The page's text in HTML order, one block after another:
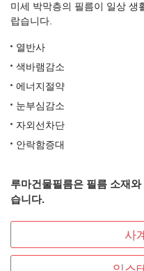
미세 박막층의 필름이 일상 생
랍습니다.
열반사
색바램감소
에너지절약
눈부심감소
자외선차단
안락함증대
루마건물필름은 필름 소재
습니다.
사